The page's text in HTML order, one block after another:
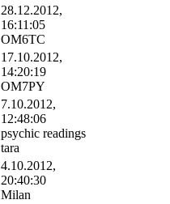
28.12.2012,
16:11:05
OM6TC
17.10.2012,
14:20:19
OM7PY
7.10.2012,
12:48:06
psychic readings
tara
4.10.2012,
20:40:30
Milan